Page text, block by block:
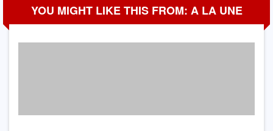
YOU MIGHT LIKE THIS FROM: A LA UNE